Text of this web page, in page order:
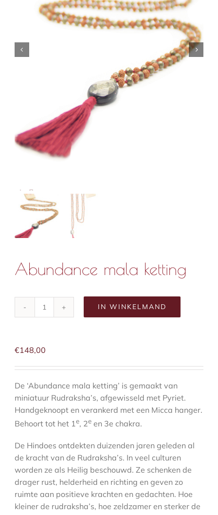
Abundance mala ketting
Abundance
aantal
IN WINKELMAND
€148,00
De ‘Abundance mala ketting’ is gemaakt van
miniatuur Rudraksha’s, afgewisseld met Pyriet.
Handgeknoopt en verankerd met een Micca hanger.
Behoort tot het 1 e, 2e en 3e chakra.
De Hindoes ontdekten duizenden jaren geleden al
de kracht van de Rudraksha’s. In veel culturen
worden ze als Heilig beschouwd. Ze schenken de
drager rust, helderheid en richting en geven zo
ruimte aan positieve krachten en gedachten. Hoe
kleiner de rudraksha’s, hoe zeldzamer en sterker de